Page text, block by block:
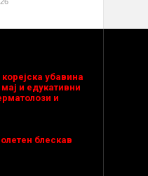
убавина
и едукативни
и
блескав